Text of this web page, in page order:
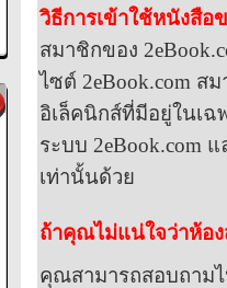
วิธีการเข้าใช้หนังสือ
สมาชิกของ
ไซต์ 2eBook.com สม
อิเล็คนิกส์ที่มีอยู่ในเฉ
ระบบ 2eBook.com แ
เท่านั้นด้วย
ถ้าคุณไม่แน่ใจว่าห้อ
คุณสามารถสอบถาม